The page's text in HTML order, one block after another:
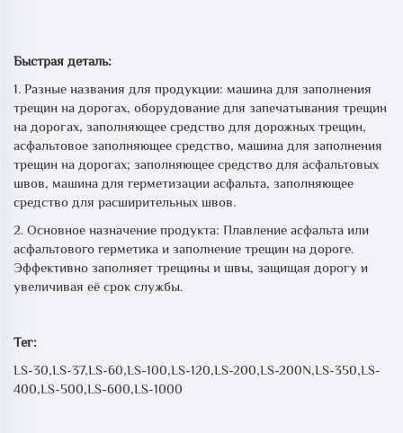
Быстрая деталь:
1. Разные названия для продукции: машина для заполнения
трещин на дорогах, оборудование для запечатывания трещин
на дорогах, заполняющее средство для дорожных трещин,
асфальтовое заполняющее средство, машина для заполнения
трещин на дорогах; заполняющее средство для асфальтовых
швов, машина для герметизации асфальта, заполняющее
средство для расширительных швов.
2. Основное назначение продукта: Плавление асфальта или
асфальтового герметика и заполнение трещин на дороге.
Эффективно заполняет трещины и швы, защищая дорогу и
увеличивая её срок службы.
Тег:
LS-30,LS-37,LS-60,LS-100,LS-120,LS-200,LS-200N,LS-350,LS-
400,LS-500,LS-600,LS-1000